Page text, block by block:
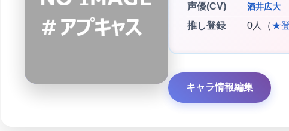
声優(CV)
酒井広大
推し登録 0人（★
キャラ情報編集